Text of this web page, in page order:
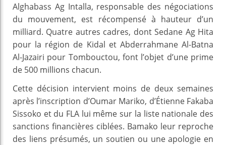
Alghabass Ag Intalla, responsable des négociations
du mouvement, est récompensé à hauteur d’un
milliard. Quatre autres cadres, dont Sedane Ag Hita
pour la région de Kidal et Abderrahmane Al-Batna
Al-Jazairi pour Tombouctou, font l’objet d’une prime
de 500 millions chacun.
Cette décision intervient moins de deux semaines
après l’inscription d’Oumar Mariko, d’Étienne Fakaba
Sissoko et du FLA lui même sur la liste nationale des
sanctions financières ciblées. Bamako leur reproche
des liens présumés, un soutien ou une apologie en